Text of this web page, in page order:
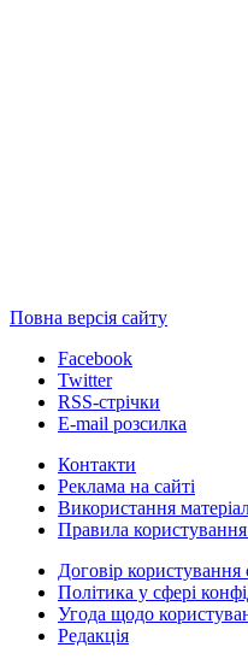
Повна версія сайту
Facebook
Twitter
RSS-стрічки
E-mail розсилка
Контакти
Реклама на сайті
Використання
Правила
Договір користування
Політика у сфері
Угода щодо
Редакція